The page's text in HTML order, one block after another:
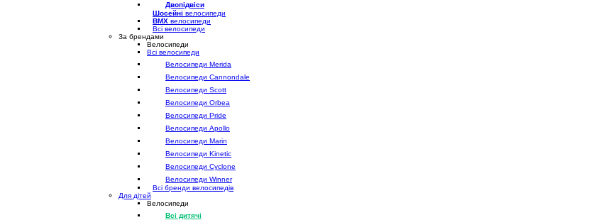
Двопідвіси
Шосейні велосипеди
BMX велосипеди
Всі велосипеди
За брендами
Велосипеди
Всі велосипеди
Велосипеди Merida
Велосипеди Cannondale
Велосипеди Scott
Велосипеди Orbea
Велосипеди Pride
Велосипеди Apollo
Велосипеди Marin
Велосипеди Kinetic
Велосипеди Cyclone
Велосипеди Winner
Всі бренди велосипедів
Для дітей
Велосипеди
Всі дитячі